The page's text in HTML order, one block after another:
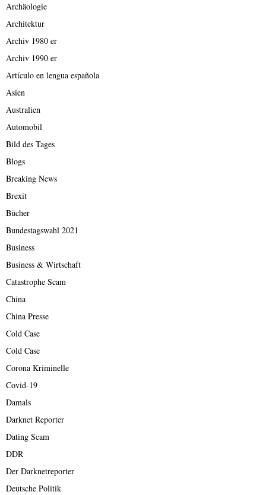
Archäologie
Architektur
Archiv 1980 er
Archiv 1990 er
Artículo en lengua española
Asien
Australien
Automobil
Bild des Tages
Blogs
Breaking News
Brexit
Bücher
Bundestagswahl 2021
Business
Business & Wirtschaft
Catastrophe Scam
China
China Presse
Cold Case
Cold Case
Corona Kriminelle
Covid-19
Damals
Darknet Reporter
Dating Scam
DDR
Der Darknetreporter
Deutsche Politik